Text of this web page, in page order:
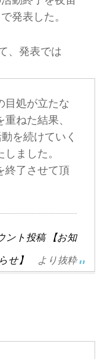
発表した。
、発表では
目処が立たな
ねた結果、
を続けていく
ました。
終了させて頂
ント投稿 【お知
らせ】 より抜粋